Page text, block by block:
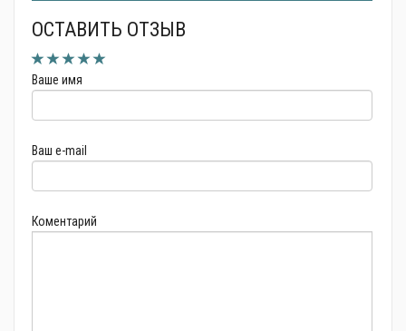
ОСТАВИТЬ ОТЗЫВ
Ваше имя
Ваш e-mail
Коментарий